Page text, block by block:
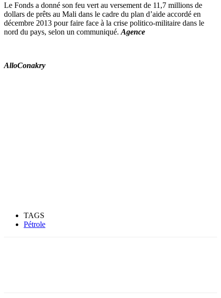
Le Fonds a donné son feu vert au versement de 11,7 millions de
dollars de prêts au Mali dans le cadre du plan d’aide accordé en
décembre 2013 pour faire face à la crise politico-militaire dans le
nord du pays, selon un communiqué. Agence
AlloConakry
TAGS
Pétrole